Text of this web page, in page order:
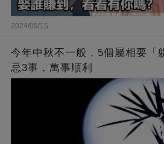
2024/09/15
今年中秋不一般，5個屬相要「
忌3事，萬事順利